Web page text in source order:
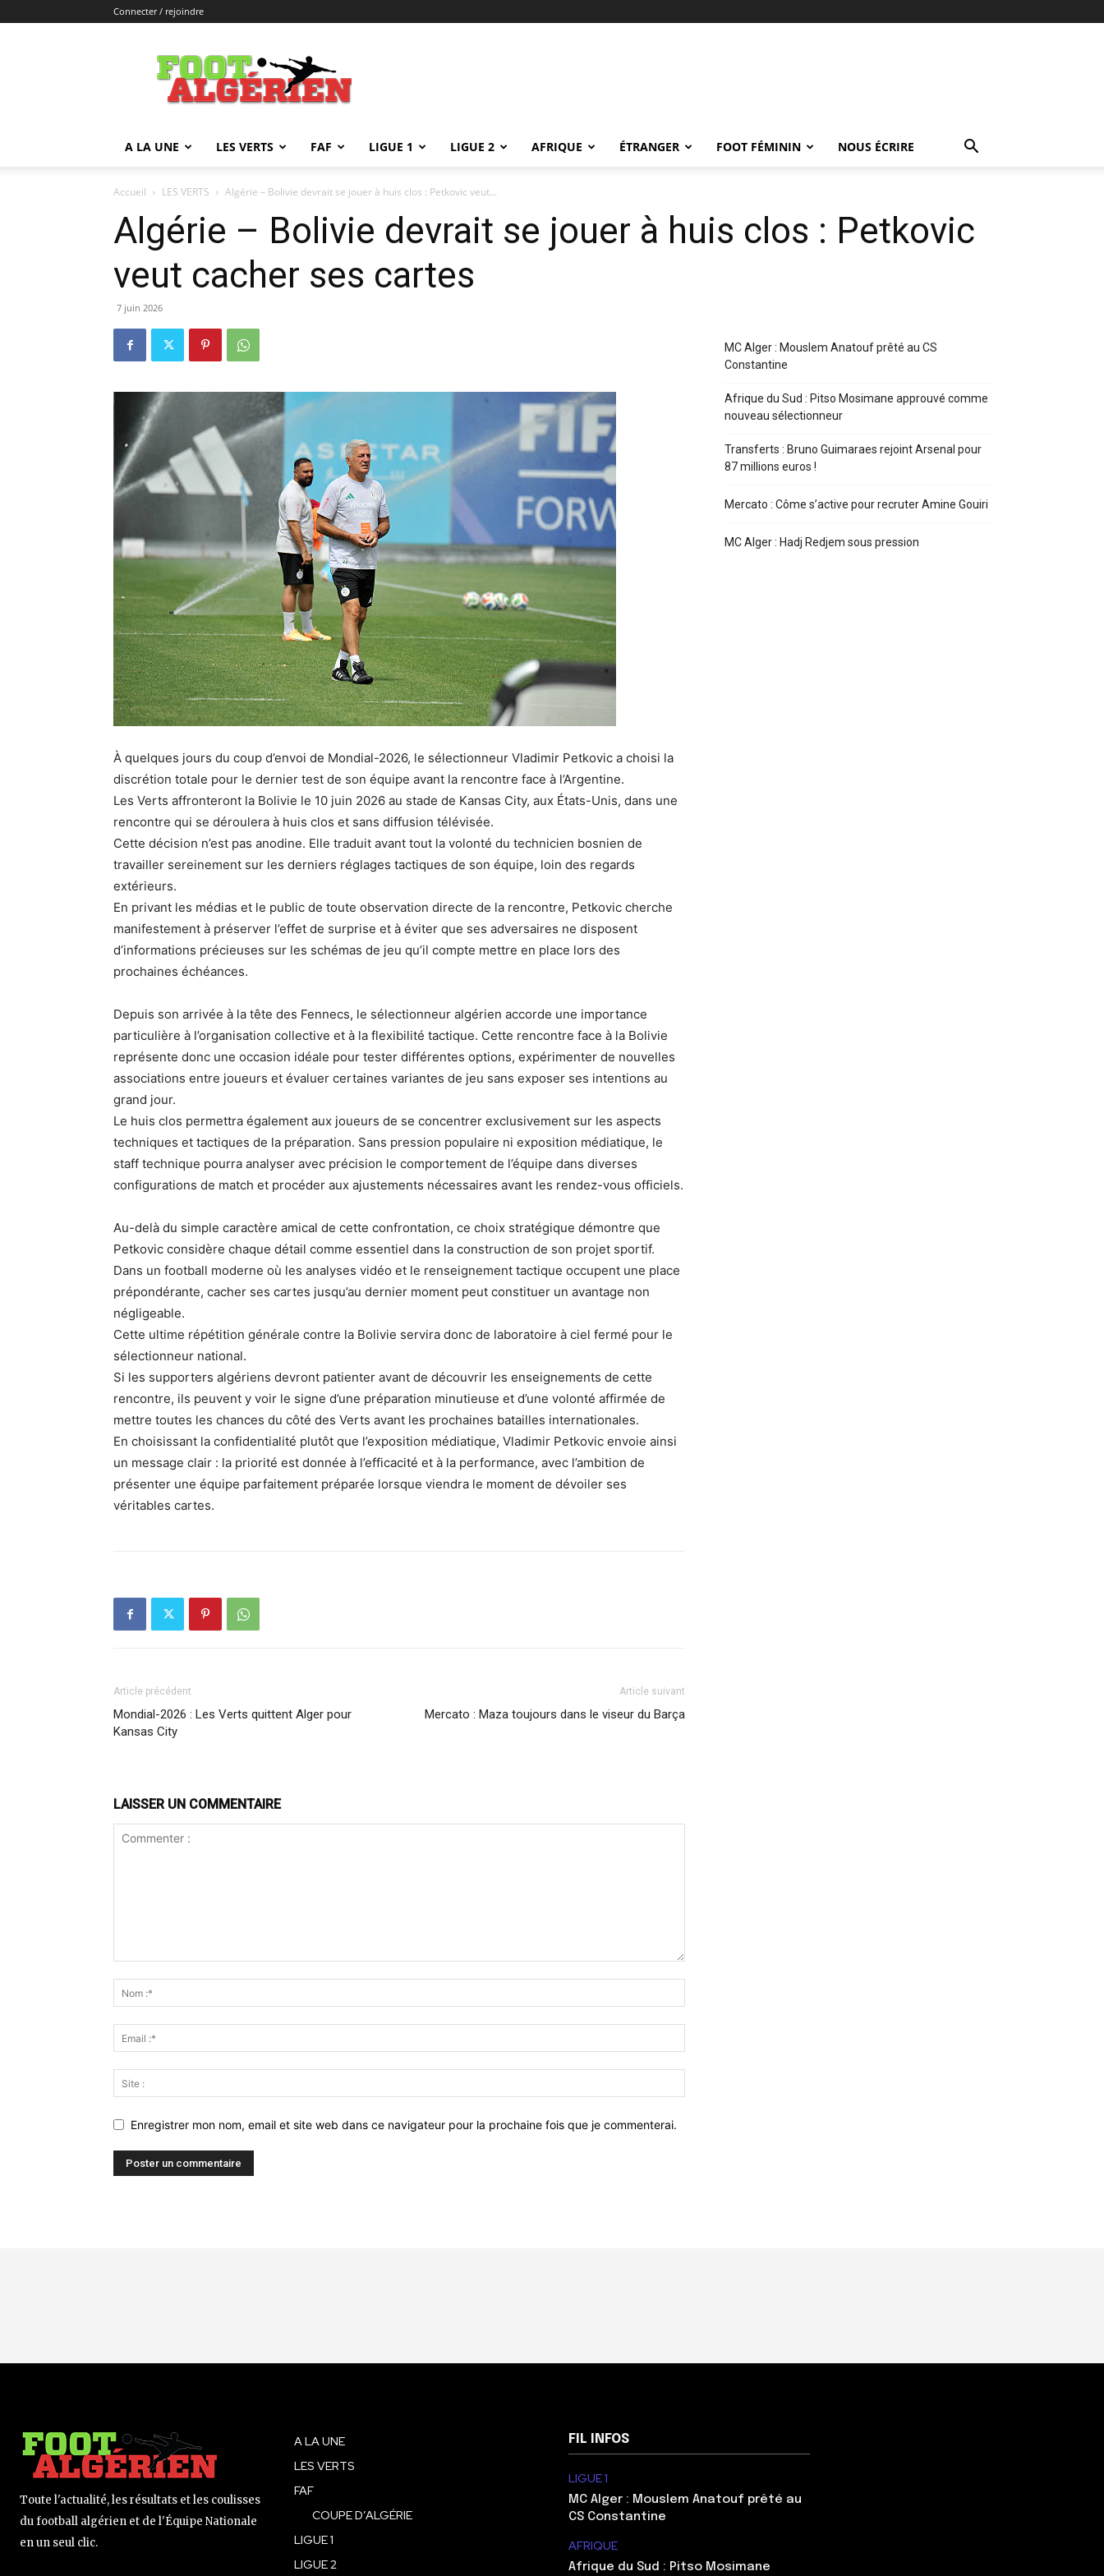
Connecter / rejoindre
FOOTALGERIEN
A LA UNE LES VERTS FAF LIGUE 1 LIGUE 2 AFRIQUE ÉTRANGER FOOT FÉMININ NOUS ÉCRIRE
Accueil LES VERTS Algérie – Bolivie devrait se jouer à huis clos : Petkovic veut...
Algérie – Bolivie devrait se jouer à huis clos : Petkovic
veut cacher ses cartes
7 juin 2026
À quelques jours du coup d’envoi de Mondial-2026, le sélectionneur Vladimir Petkovic a choisi la
discrétion totale pour le dernier test de son équipe avant la rencontre face à l’Argentine.
Les Verts affronteront la Bolivie le 10 juin 2026 au stade de Kansas City, aux États-Unis, dans une
rencontre qui se déroulera à huis clos et sans diffusion télévisée.
Cette décision n’est pas anodine. Elle traduit avant tout la volonté du technicien bosnien de
travailler sereinement sur les derniers réglages tactiques de son équipe, loin des regards
extérieurs.
En privant les médias et le public de toute observation directe de la rencontre, Petkovic cherche
manifestement à préserver l’effet de surprise et à éviter que ses adversaires ne disposent
d’informations précieuses sur les schémas de jeu qu’il compte mettre en place lors des
prochaines échéances.
Depuis son arrivée à la tête des Fennecs, le sélectionneur algérien accorde une importance
particulière à l’organisation collective et à la flexibilité tactique. Cette rencontre face à la Bolivie
représente donc une occasion idéale pour tester différentes options, expérimenter de nouvelles
associations entre joueurs et évaluer certaines variantes de jeu sans exposer ses intentions au
grand jour.
Le huis clos permettra également aux joueurs de se concentrer exclusivement sur les aspects
techniques et tactiques de la préparation. Sans pression populaire ni exposition médiatique, le
staff technique pourra analyser avec précision le comportement de l’équipe dans diverses
configurations de match et procéder aux ajustements nécessaires avant les rendez-vous officiels.
Au-delà du simple caractère amical de cette confrontation, ce choix stratégique démontre que
Petkovic considère chaque détail comme essentiel dans la construction de son projet sportif.
Dans un football moderne où les analyses vidéo et le renseignement tactique occupent une place
prépondérante, cacher ses cartes jusqu’au dernier moment peut constituer un avantage non
négligeable.
Cette ultime répétition générale contre la Bolivie servira donc de laboratoire à ciel fermé pour le
sélectionneur national.
Si les supporters algériens devront patienter avant de découvrir les enseignements de cette
rencontre, ils peuvent y voir le signe d’une préparation minutieuse et d’une volonté affirmée de
mettre toutes les chances du côté des Verts avant les prochaines batailles internationales.
En choisissant la confidentialité plutôt que l’exposition médiatique, Vladimir Petkovic envoie ainsi
un message clair : la priorité est donnée à l’efficacité et à la performance, avec l’ambition de
présenter une équipe parfaitement préparée lorsque viendra le moment de dévoiler ses
véritables cartes.
Article précédent
Mondial-2026 : Les Verts quittent Alger pour
Kansas City
Article suivant
Mercato : Maza toujours dans le viseur du Barça
LAISSER UN COMMENTAIRE
Enregistrer mon nom, email et site web dans ce navigateur pour la prochaine fois que je commenterai.
MC Alger : Mouslem Anatouf prêté au CS
Constantine
Afrique du Sud : Pitso Mosimane approuvé comme
nouveau sélectionneur
Transferts : Bruno Guimaraes rejoint Arsenal pour
87 millions euros !
Mercato : Côme s’active pour recruter Amine Gouiri
MC Alger : Hadj Redjem sous pression
Toute l'actualité, les résultats et les coulisses
du football algérien et de l'Équipe Nationale
en un seul clic.
A LA UNE
LES VERTS
FAF
COUPE D’ALGÉRIE
LIGUE 1
LIGUE 2
FIL INFOS
LIGUE 1
MC Alger : Mouslem Anatouf prêté au
CS Constantine
AFRIQUE
Afrique du Sud : Pitso Mosimane